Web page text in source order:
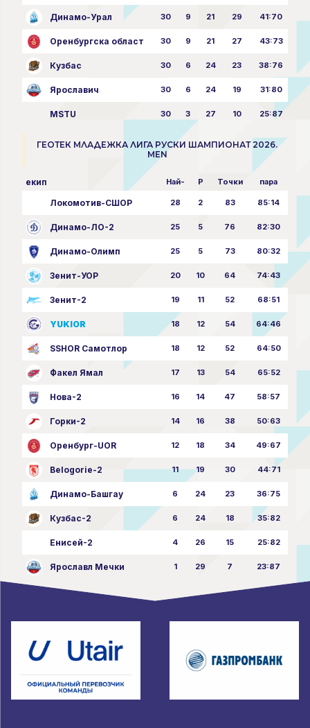
Динамо-Урал 30 9 21 29 41:70
Оренбургска област 30 9 21 27 43:73
Кузбас 30 6 24 23 38:76
Ярославич 30 6 24 19 31:80
MSTU 30 3 27 10 25:87
ГЕОТЕК МЛАДЕЖКА ЛИГА РУСКИ ШАМПИОНАТ 2026.
MEN
екип Най- P Точки пара
Локомотив-СШОР 28 2 83 85:14
Динамо-ЛО-2 25 5 76 82:30
Динамо-Олимп 25 5 73 80:32
Зенит-УОР 20 10 64 74:43
Зенит-2 19 11 52 68:51
YUKIOR 18 12 54 64:46
SSHOR Самотлор 18 12 52 64:50
Факел Ямал 17 13 54 65:52
Нова-2 16 14 47 58:57
Горки-2 14 16 38 50:63
Оренбург-UOR 12 18 34 49:67
Belogorie-2 11 19 30 44:71
Динамо-Башгау 6 24 23 36:75
Кузбас-2 6 24 18 35:82
Енисей-2 4 26 15 25:82
Ярославл Мечки 1 29 7 23:87